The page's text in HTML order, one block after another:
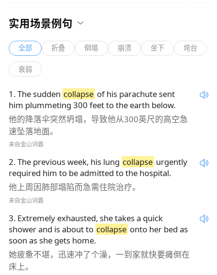
实用场景例句
全部 折叠 倒塌 崩溃 坐下 垮台
衰弱
1 .The sudden collapse of his parachute sent
him plummeting 300 feet to the earth below.
他的降落伞突然坍塌，导致他从300英尺的高空急
速坠落地面。
来自金山词霸
2.The previous week, his lung collapse urgently
required him to be admitted to the hospital.
他上周因肺部塌陷而急需住院治疗。
来自金山词霸
3. Extremely exhausted, she takes a quick
shower and is about to collapse onto her bed as
soon as she gets home.
她疲惫不堪，迅速冲了个澡，一到家就快要瘫倒在
床上。